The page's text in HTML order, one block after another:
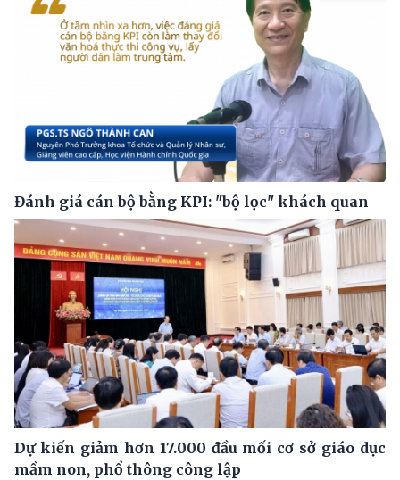
Đánh giá cán bộ bằng KPI: "bộ lọc" khách quan
Dự kiến giảm hơn 17.000 đầu mối cơ sở giáo dục
mầm non, phổ thông công lập